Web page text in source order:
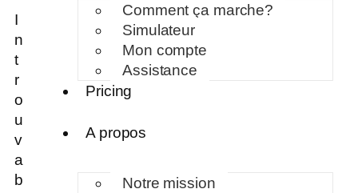
Comment ça marche?
Simulateur
Mon compte
Assistance
Pricing
A propos
Notre mission
I
n
t
r
o
u
v
a
b